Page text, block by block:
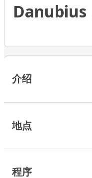
介绍
地点
程序